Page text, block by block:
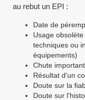
au rebut un EPI :
Date de
Usage
techniques ou
équipements)
Chute
Résultat d'un
Doute sur la
Doute sur